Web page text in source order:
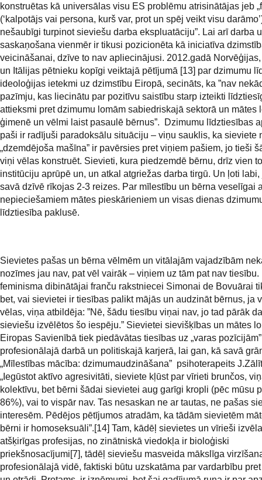
konstruētas kā universālas visu ES problēmu atrisinātājas jeb
(‘kalpotājs vai persona, kurš var, prot un spēj veikt visu
nešaubīgi turpinot sieviešu darba ekspluatāciju”. Lai arī darba
saskaņošana vienmēr ir tikusi pozicionēta kā iniciatīva
veicināšanai, dzīve to nav apliecinājusi. 2012.gadā
un Itālijas pētnieku kopīgi veiktajā pētījumā [13] par dzimumu
ideoloģijas ietekmi uz dzimstību Eiropā, secināts, ka ”nav
pazīmju, kas liecinātu par pozitīvu saistību starp izteikti
attieksmi pret dzimumu lomām sabiedriskajā sektorā un mātes
ģimenē un vēlmi laist pasaulē bērnus”. Dzimumu līdztiesības
paši ir radījuši paradoksālu situāciju – viņu sauklis, ka sieviete
„dzemdējoša mašīna” ir pavērsies pret viņiem pašiem, jo tieši
viņi vēlas konstruēt. Sievieti, kura piedzemdē bērnu, drīz vien
institūciju aprūpē un, un atkal atgriežas darba tirgū. Un ļoti
savā dzīvē rīkojas 2-3 reizes. Par mīlestību un bērna veselīgai
nepieciešamiem mātes pieskārieniem un visas dienas
līdztiesība paklusē.
Sievietes pašas un bērna vēlmēm un vitālajām vajadzībām
nozīmes jau nav, pat vēl vairāk – viņiem uz tām pat nav tiesību.
feminisma dibinātājai franču rakstniecei Simonai de Bovuārai
bet, vai sievietei ir tiesības palikt mājās un audzināt bērnus, ja
vēlas, viņa atbildēja: ”Nē, šādu tiesību viņai nav, jo tad pārāk
sieviešu izvēlētos šo iespēju.” Sievietei sievišķības un mātes
Eiropas Savienībā tiek piedāvātas tiesības uz „varas pozīcijām”
profesionālajā darbā un politiskajā karjerā, lai gan, kā savā
„Mīlestības mācība: dzimumaudzināšana” psihoterapeits
„Iegūstot aktīvo agresivitāti, sieviete kļūst par vīrieti brunčos,
kolektīvu, bet bērni šādai sievietei aug garīgi kropli (pēc mūsu
86%), vai to vispār nav. Tas nesaskan ne ar tautas, ne pašas
interesēm. Pēdējos pētījumos atradām, ka tādām sievietēm
bērni ir homoseksuāli”.[14] Tam, kādēļ sievietes un vīrieši
atšķirīgas profesijas, no zinātniskā viedokļa ir bioloģiski
priekšnosacījumi[7], tādēļ sieviešu masveida mākslīga
profesionālajā vidē, faktiski būtu uzskatāma par vardarbību